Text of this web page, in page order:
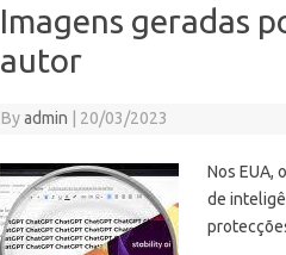
Imagens geradas
autor
Byadmin 20/03/2023
Nos EUA,
de